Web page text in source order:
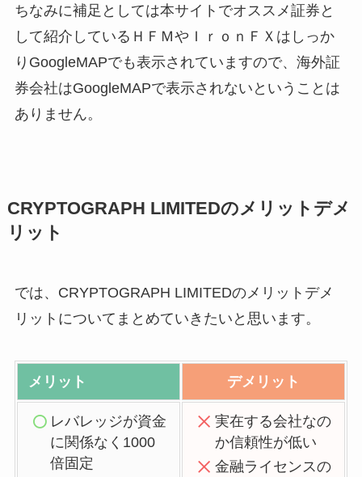
ちなみに補足としては本サイトでオススメ証券と
して紹介しているＨＦＭやＩｒｏｎＦＸはしっか
りGoogleMAPでも表示されていますので、海外証
券会社はGoogleMAPで表示されないということは
ありません。
CRYPTOGRAPH LIMITEDのメリットデメ
リット
では、CRYPTOGRAPH LIMITEDのメリットデメ
リットについてまとめていきたいと思います。
メリット デメリット
レバレッジが資金
に関係なく1000
倍固定
実在する会社なの
か信頼性が低い
金融ライセンスの